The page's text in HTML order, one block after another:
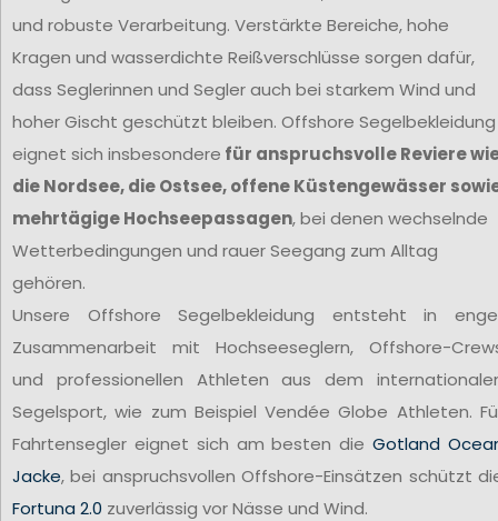
und robuste Verarbeitung. Verstärkte Bereiche, hohe
Kragen und wasserdichte Reißverschlüsse sorgen dafür,
dass Seglerinnen und Segler auch bei starkem Wind und
hoher Gischt geschützt bleiben. Offshore Segelbekleidung
eignet sich insbesondere für anspruchsvolle Reviere
die Nordsee, die Ostsee, offene Küstengewässer
mehrtägige Hochseepassagen, bei denen wechselnde
Wetterbedingungen und rauer Seegang zum Alltag
gehören.
Unsere Offshore Segelbekleidung entsteht in
Zusammenarbeit mit Hochseeseglern, Offshore-
und professionellen Athleten aus dem
Segelsport, wie zum Beispiel Vendée Globe Athleten.
Fahrtensegler eignet sich am besten dieGotland
Jacke, bei anspruchsvollen Offshore-Einsätzen schützt
Fortuna 2.0 zuverlässig vor Nässe und Wind.